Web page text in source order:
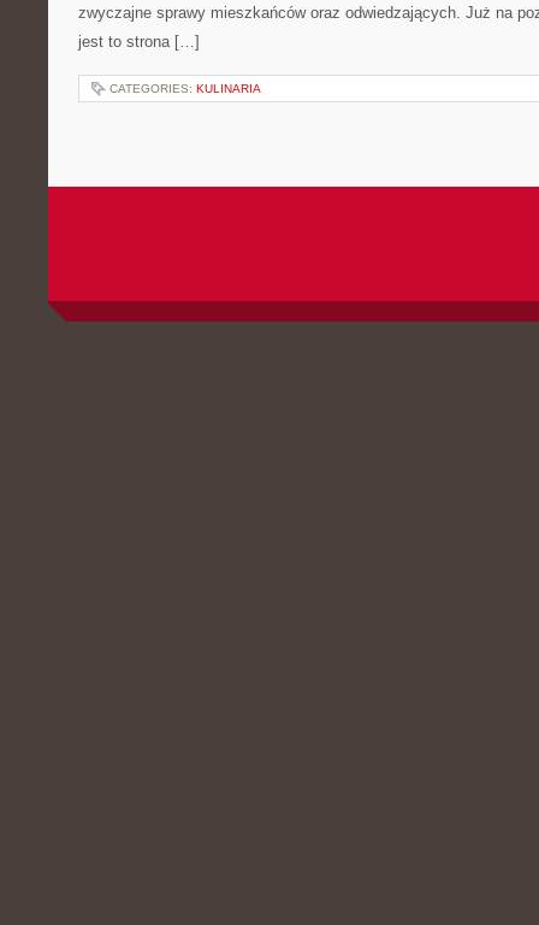
zwyczajne sprawy mieszkańców oraz odwiedzających. Już na
jest to strona […]
CATEGORIES: KULINARIA